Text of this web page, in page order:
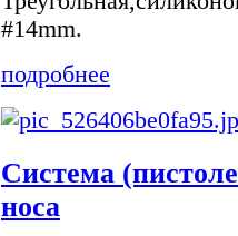
#14mm.
подробнее
Система
носа